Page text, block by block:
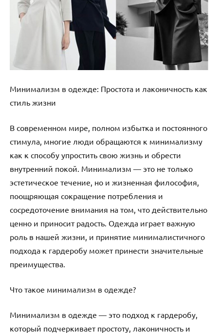
Минимализм в одежде: Простота и лаконичность как
стиль жизни
В современном мире, полном избытка и постоянного
стимула, многие люди обращаются к минимализму
как к способу упростить свою жизнь и обрести
внутренний покой. Минимализм — это не только
эстетическое течение, но и жизненная философия,
поощряющая сокращение потребления и
сосредоточение внимания на том, что действительно
ценно и приносит радость. Одежда играет важную
роль в нашей жизни, и принятие минималистичного
подхода к гардеробу может принести значительные
преимущества.
Что такое минимализм в одежде?
Минимализм в одежде — это подход к гардеробу,
который подчеркивает простоту, лаконичность и